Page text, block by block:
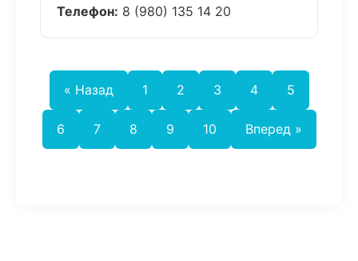
Телефон: 8 (980) 135 14 20
« Назад 1 2 3 4 5
6 7 8 9 10 Вперед »